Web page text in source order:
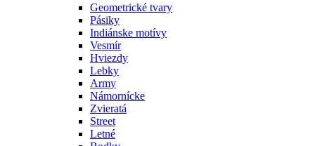
Geometrické tvary
Pásiky
Indiánske motívy
Vesmír
Hviezdy
Lebky
Army
Námornícke
Zvieratá
Street
Letné